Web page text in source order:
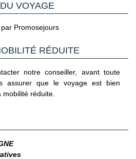
complément de nos départs de
mode d’acheminement vous seront
de vos documents de
directement par la compagnie
de perturbations à l’aller ou au
VOYAGE
Promosejours
RÉDUITE
notre conseiller, avant toute
assurer que le voyage est bien
réduite.